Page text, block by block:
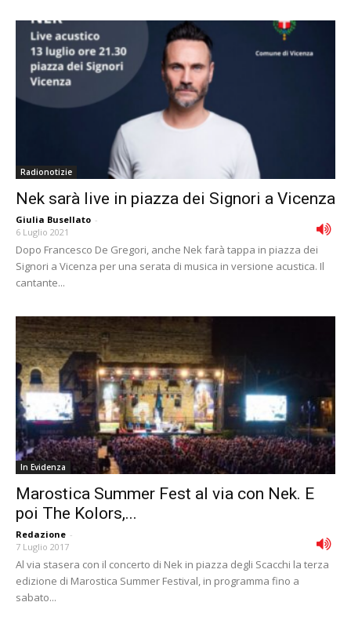
Radionotizie
Nek sarà live in piazza dei Signori a Vicenza
Giulia Busellato -
6 Luglio 2021
Dopo Francesco De Gregori, anche Nek farà tappa in piazza dei
Signori a Vicenza per una serata di musica in versione acustica. Il
cantante...
In Evidenza
Marostica Summer Fest al via con Nek. E
poi The Kolors,...
Redazione -
7 Luglio 2017
Al via stasera con il concerto di Nek in piazza degli Scacchi la terza
edizione di Marostica Summer Festival, in programma fino a
sabato...